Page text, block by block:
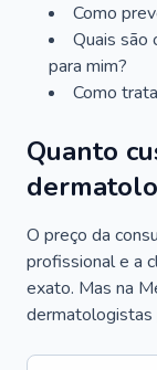
Como
Quais são
para mim?
Como
Quanto
O preço da
profissional e a
exato. Mas na
dermatologistas